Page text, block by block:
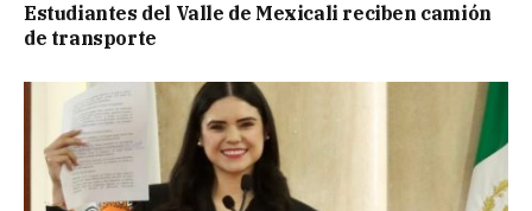
Estudiantes del Valle de Mexicali reciben camión
de transporte